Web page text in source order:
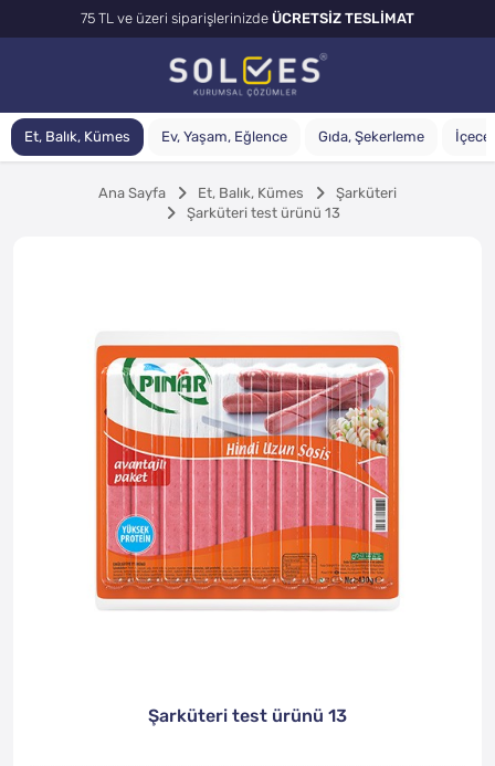
75 TL ve üzeri siparişlerinizde ÜCRETSİZ TESLİMAT
Et, Balık, Kümes Ev, Yaşam, Eğlence Gıda, Şekerleme
Ana Sayfa Et, Balık, Kümes
Şarküteri
Şarküteri test ürünü 13
Şarküteri test ürünü 13